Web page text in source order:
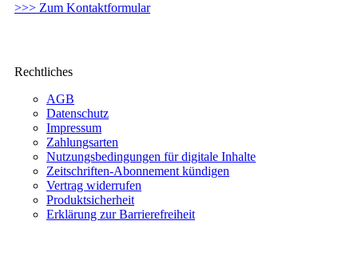
>>> Zum Kontaktformular
Rechtliches
AGB
Datenschutz
Impressum
Zahlungsarten
Nutzungsbedingungen für digitale Inhalte
Zeitschriften-Abonnement kündigen
Vertrag widerrufen
Produktsicherheit
Erklärung zur Barrierefreiheit